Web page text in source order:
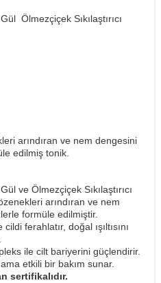
Ölmezçiçek Sıkılaştırıcı
arındıran ve nem dengesini
edilmiş tonik.
ve Ölmezçiçek Sıkılaştırıcı
arındıran ve nem
formüle edilmiştir.
ferahlatır, doğal ışıltısını
ile cilt bariyerini güçlendirir.
etkili bir bakım sunar.
sertifikalıdır.